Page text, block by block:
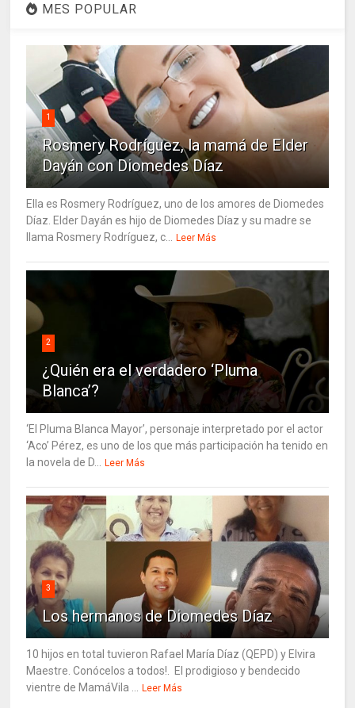
MES POPULAR
1
Rosmery Rodríguez, la mamá de Elder
Dayán con Diomedes Díaz
Ella es Rosmery Rodríguez, uno de los amores de Diomedes
Díaz. Elder Dayán es hijo de Diomedes Díaz y su madre se
llama Rosmery Rodríguez, c...
Leer Más
2
¿Quién era el verdadero ‘Pluma
Blanca’?
‘El Pluma Blanca Mayor’, personaje interpretado por el actor
‘Aco’ Pérez, es uno de los que más participación ha tenido en
la novela de D...
Leer Más
3
Los hermanos de Diomedes Díaz
10 hijos en total tuvieron Rafael María Díaz (QEPD) y Elvira
Maestre. Conócelos a todos!. El prodigioso y bendecido
vientre de MamáVila ...
Leer Más